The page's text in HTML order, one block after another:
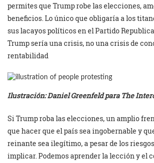
permites que Trump robe las elecciones,
beneficios. Lo único que obligaría a los
sus lacayos políticos en el Partido
Trump sería una crisis, no una crisis de
rentabilidad
Ilustración: Daniel Greenfeld para The
Si Trump roba las elecciones, un amplio
que hacer que el país sea ingobernable y
reinante sea ilegítimo, a pesar de los
implicar. Podemos aprender la lección y el